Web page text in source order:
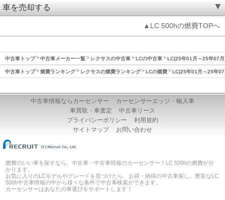
車を売却する
▲LC 500hの燃費TOPへ
中古車トップ 中古車メーカー一覧 レクサスの中古車 LCの中古車 LC(25年01月～25年07
中古車トップ 燃費ランキング レクサスの燃費ランキング LCの燃費 LC(25年01月～25年
中古車情報ならカーセンサー
カーセンサーエッジ・輸入車
車買取・車査定
中古車リース
プライバシーポリシー
利用規約
サイトマップ
お問い合わせ
燃費のいい車を探すなら、中古車・中古車情報のカーセンサー！LC 500hの燃費が分
かります。
お気に入りのLCモデルやグレードを見つけたら、お得・納得の中古車探し。豊富なLC
500h中古車情報の中から様々な条件で中古車検索ができます。
カーセンサーはあなたの車選びをサポートします！